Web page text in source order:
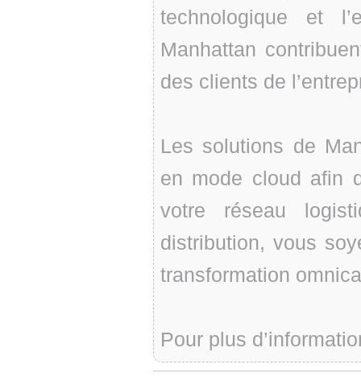
technologique et
Manhattan
des clients de
Les solutions de
en mode cloud afin
votre réseau
distribution, vous
transformation
Pour plus